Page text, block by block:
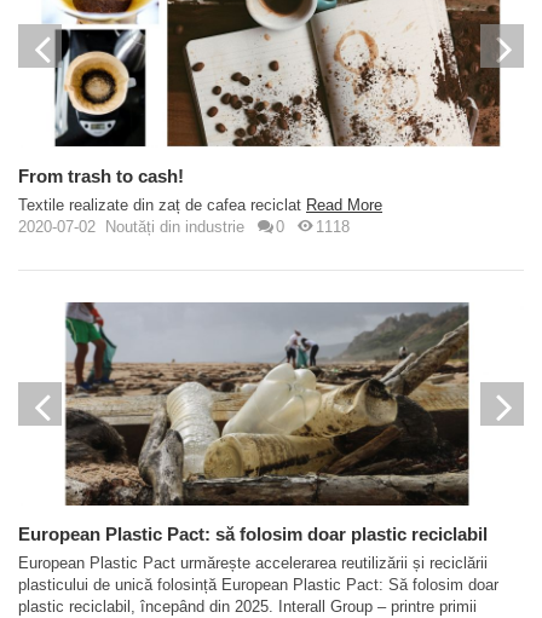
From trash to cash!
Textile realizate din zaț de cafea reciclat Read More
2020-07-02
Noutăți din industrie 0 1118
European Plastic Pact: să folosim doar plastic reciclabil
European Plastic Pact urmărește accelerarea reutilizării și reciclării
plasticului de unică folosință European Plastic Pact: Să folosim doar
plastic reciclabil, începând din 2025. Interall Group – printre primii